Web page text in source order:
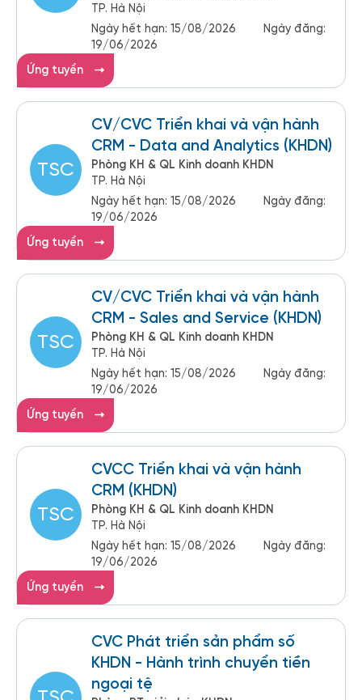
TP. Hà Nội
Ngày hết hạn: 15/08/2026
Ngày đăng:
19/06/2026
Ứng tuyển
TSC
CV/CVC Triển khai và vận hành
CRM - Data and Analytics (KHDN)
Phòng KH & QL Kinh doanh KHDN
TP. Hà Nội
Ngày hết hạn: 15/08/2026
Ngày đăng:
19/06/2026
Ứng tuyển
TSC
CV/CVC Triển khai và vận hành
CRM - Sales and Service (KHDN)
Phòng KH & QL Kinh doanh KHDN
TP. Hà Nội
Ngày hết hạn: 15/08/2026
Ngày đăng:
19/06/2026
Ứng tuyển
TSC
CVCC Triển khai và vận hành
CRM (KHDN)
Phòng KH & QL Kinh doanh KHDN
TP. Hà Nội
Ngày hết hạn: 15/08/2026
Ngày đăng:
19/06/2026
Ứng tuyển
CVC Phát triển sản phẩm số
KHDN - Hành trình chuyển tiền
ngoại tệ